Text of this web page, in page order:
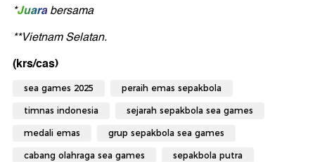
*Juarabersama
**Vietnam Selatan.
(krs/cas)
sea games 2025 peraih emas sepakbola
timnas indonesia sejarah sepakbola sea games
medali emas grup sepakbola sea games
cabang olahraga sea games sepakbola putra